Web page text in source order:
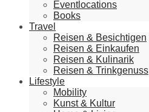
Eventlocations
Books
Travel
Reisen & Besichtigen
Reisen & Einkaufen
Reisen & Kulinarik
Reisen & Trinkgenuss
Lifestyle
Mobility
Kunst & Kultur